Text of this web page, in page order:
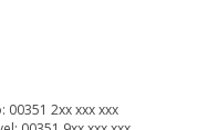
00351 2xx xxx xxx